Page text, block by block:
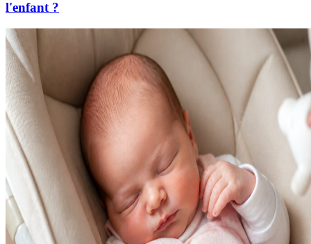
l'enfant ?